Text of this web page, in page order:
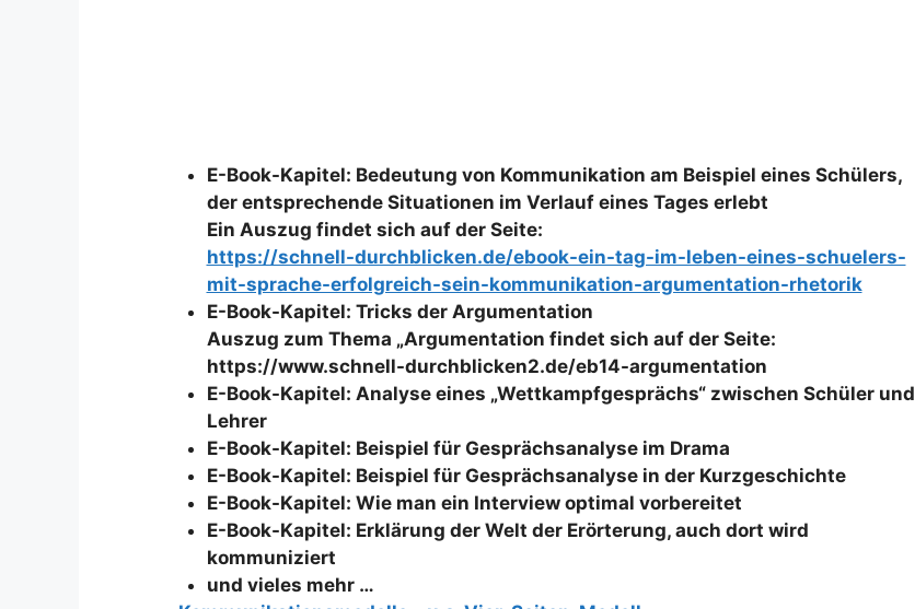
E-Book-Kapitel: Bedeutung von Kommunikation am Beispiel eines Schülers,
der entsprechende Situationen im Verlauf eines Tages erlebt
Ein Auszug findet sich auf der Seite:
https://schnell-durchblicken.de/ebook-ein-tag-im-leben-eines-schuelers-
mit-sprache-erfolgreich-sein-kommunikation-argumentation-rhetorik
E-Book-Kapitel: Tricks der Argumentation
Auszug zum Thema „Argumentation findet sich auf der Seite:
https://www.schnell-durchblicken2.de/eb14-argumentation
E-Book-Kapitel: Analyse eines „Wettkampfgesprächs“ zwischen Schüler und
Lehrer
E-Book-Kapitel: Beispiel für Gesprächsanalyse im Drama
E-Book-Kapitel: Beispiel für Gesprächsanalyse in der Kurzgeschichte
E-Book-Kapitel: Wie man ein Interview optimal vorbereitet
E-Book-Kapitel: Erklärung der Welt der Erörterung, auch dort wird
kommuniziert
und vieles mehr …